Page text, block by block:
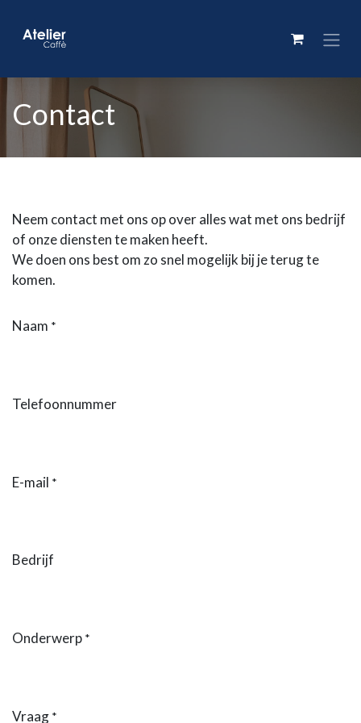
Contact
Neem contact met ons op over alles wat met ons bedrijf
of onze diensten te maken heeft.
We doen ons best om zo snel mogelijk bij je terug te
komen.
Naam *
Telefoonnummer
E-mail *
Bedrijf
Onderwerp *
Vraag *